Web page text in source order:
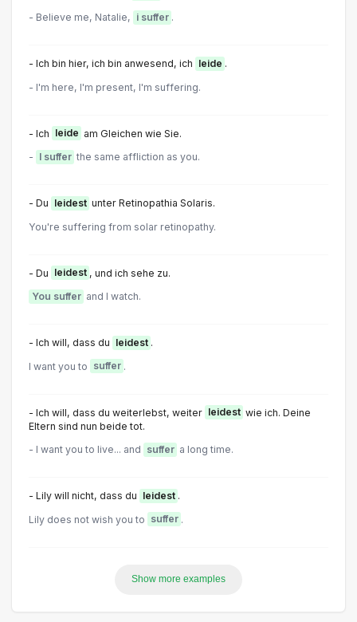
- Believe me, Natalie, i suffer .
- Ich bin hier, ich bin anwesend, ich leide .
- I'm here, I'm present, I'm suffering.
- Ich leide am Gleichen wie Sie.
- I suffer the same affliction as you.
- Du leidest unter Retinopathia Solaris.
You're suffering from solar retinopathy.
- Du leidest , und ich sehe zu.
You suffer and I watch.
- Ich will, dass du leidest .
l want you to suffer .
- Ich will, dass du weiterlebst, weiter leidest wie ich. Deine
Eltern sind nun beide tot.
- I want you to live... and suffer a long time.
- Lily will nicht, dass du leidest .
Lily does not wish you to suffer .
Show more examples